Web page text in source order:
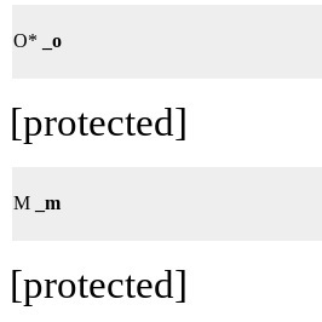
O* _o
[protected]
M _m
[protected]